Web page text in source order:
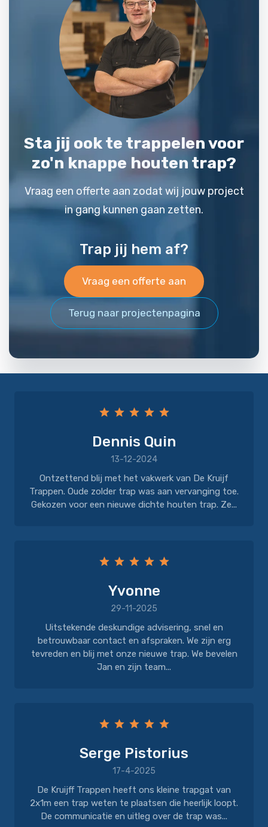
Sta jij ook te trappelen voor
zo'n knappe houten trap?
Vraag een offerte aan zodat wij jouw project
in gang kunnen gaan zetten.
Trap jij hem af?
Vraag een offerte aan
Terug naar projectenpagina
Dennis Quin
13-12-2024
Ontzettend blij met het vakwerk van De Kruijf
Trappen. Oude zolder trap was aan vervanging toe.
Gekozen voor een nieuwe dichte houten trap. Ze...
Yvonne
29-11-2025
Uitstekende deskundige advisering, snel en
betrouwbaar contact en afspraken. We zijn erg
tevreden en blij met onze nieuwe trap. We bevelen
Jan en zijn team...
Serge Pistorius
17-4-2025
De Kruijff Trappen heeft ons kleine trapgat van
2x1m een trap weten te plaatsen die heerlijk loopt.
De communicatie en uitleg over de trap was...